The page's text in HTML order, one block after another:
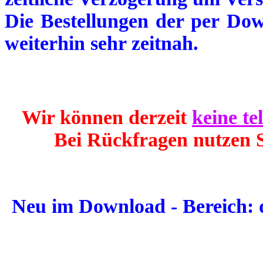
Die Bestellungen der per
weiterhin sehr zeitnah.
Wir können derzeit keine
Bei Rückfragen nutzen
Neu im Download - Bereich: